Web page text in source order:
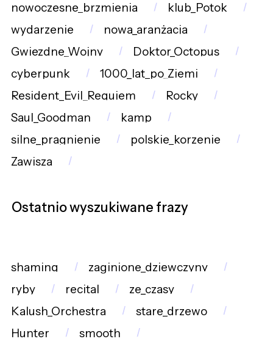
nowoczesne_brzmienia
klub_Potok
wydarzenie
nowa_aranżacja
Gwiezdne_Wojny
Doktor_Octopus
cyberpunk
1000_lat_po_Ziemi
Resident_Evil_Requiem
Rocky
Saul_Goodman
kamp
silne_pragnienie
polskie_korzenie
Zawisza
Ostatnio wyszukiwane frazy
shaming
zaginione_dziewczyny
ryby
recital
ze_czasy
Kalush_Orchestra
stare_drzewo
Hunter
smooth